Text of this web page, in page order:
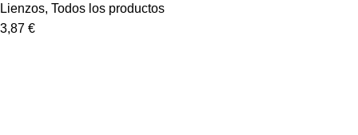
Lienzos, Todos los productos
3,87 €